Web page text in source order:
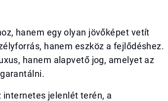
hanem egy olyan jövőképet vetít
hanem eszköz a fejlődéshez.
hanem alapvető jog, amelyet az
jelenlét terén, a